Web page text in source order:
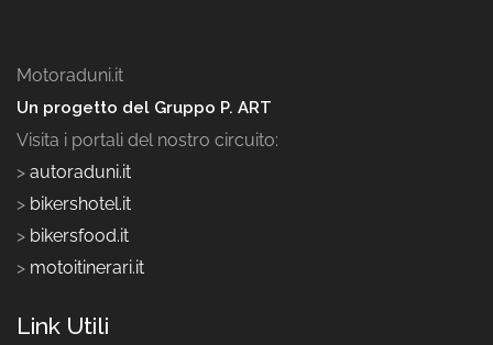
Motoraduni.it
Un progetto del Gruppo P. ART
Visita i portali del nostro circuito:
> autoraduni.it
> bikershotel.it
> bikersfood.it
> motoitinerari.it
Link Utili